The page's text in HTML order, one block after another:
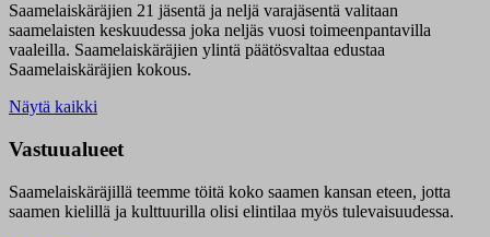
Saamelaiskäräjien 21 jäsentä ja neljä varajäsentä valitaan
saamelaisten keskuudessa joka neljäs vuosi toimeenpantavilla
vaaleilla. Saamelaiskäräjien ylintä päätösvaltaa edustaa
Saamelaiskäräjien kokous.
Näytä kaikki
Vastuualueet
Saamelaiskäräjillä teemme töitä koko saamen kansan eteen, jotta
saamen kielillä ja kulttuurilla olisi elintilaa myös tulevaisuudessa.